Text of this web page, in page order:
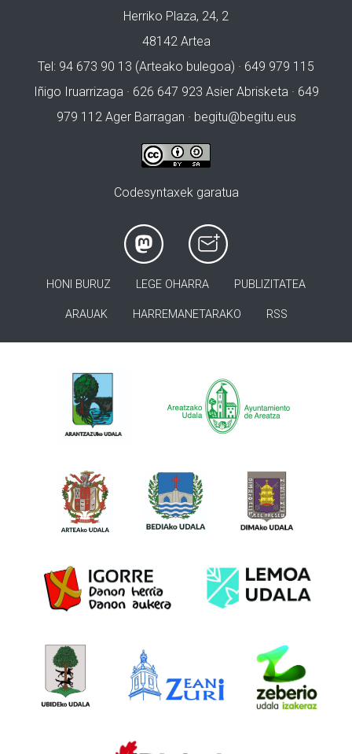
Herriko Plaza, 24, 2
48142 Artea
Tel: 94 673 90 13 (Arteako bulegoa) · 649 979 115
Iñigo Iruarrizaga · 626 647 923 Asier Abrisketa · 649
979 112 Ager Barragan · begitu@begitu.eus
Codesyntaxek garatua
HONI BURUZ LEGE OHARRA PUBLIZITATEA
ARAUAK HARREMANETARAKO RSS